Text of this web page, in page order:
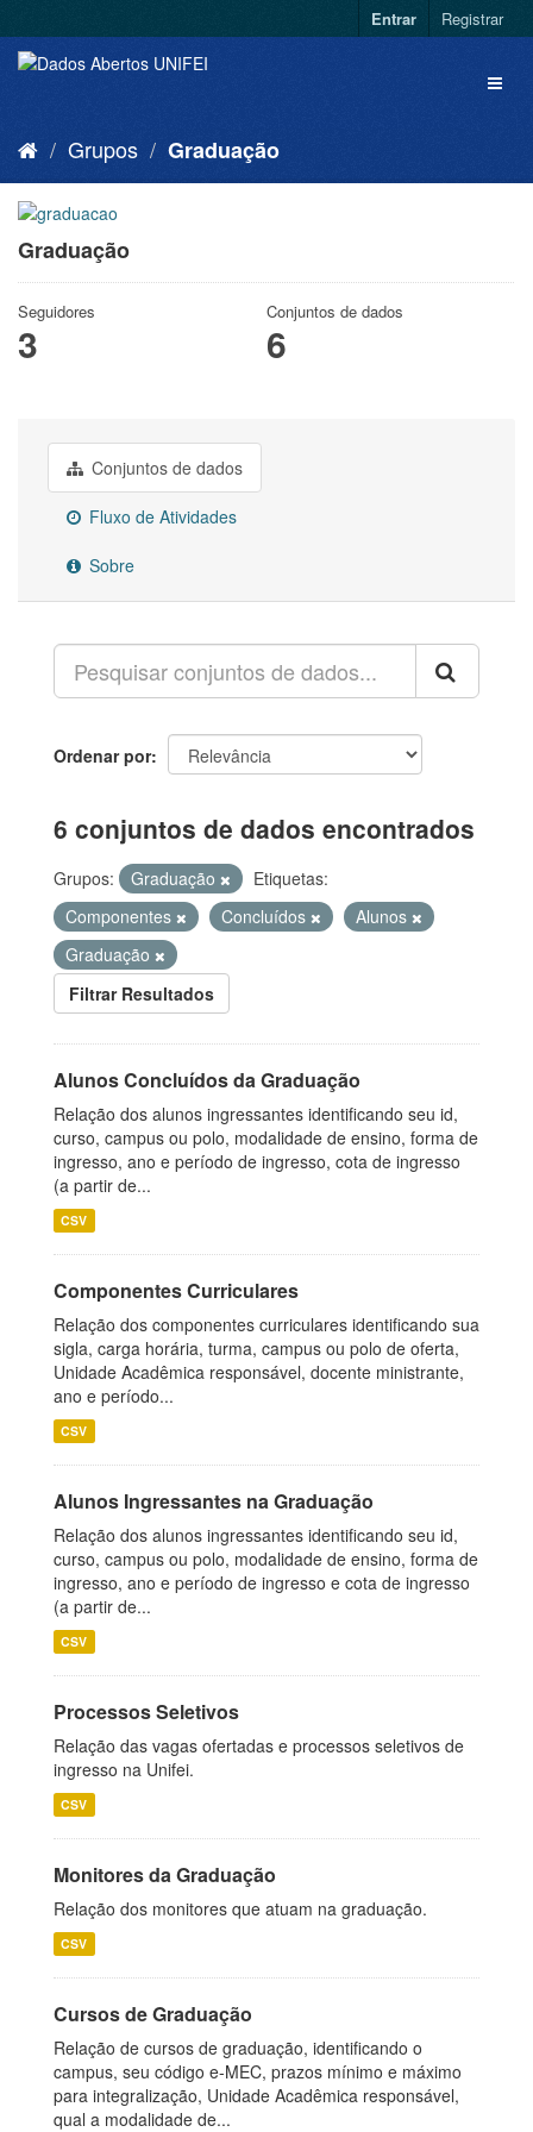
Entrar Registrar
Grupos Graduação
Graduação
Seguidores
3
Conjuntos de dados
6
Conjuntos de dados
Fluxo de Atividades
Sobre
Ordenar por
6 conjuntos de dados encontrados
Grupos: Graduação
Etiquetas:
Componentes
Concluídos
Alunos
Graduação
Filtrar Resultados
Alunos Concluídos da Graduação
Relação dos alunos ingressantes identificando seu id,
curso, campus ou polo, modalidade de ensino, forma de
ingresso, ano e período de ingresso, cota de ingresso
(a partir de...
CSV
Componentes Curriculares
Relação dos componentes curriculares identificando sua
sigla, carga horária, turma, campus ou polo de oferta,
Unidade Acadêmica responsável, docente ministrante,
ano e período...
CSV
Alunos Ingressantes na Graduação
Relação dos alunos ingressantes identificando seu id,
curso, campus ou polo, modalidade de ensino, forma de
ingresso, ano e período de ingresso e cota de ingresso
(a partir de...
CSV
Processos Seletivos
Relação das vagas ofertadas e processos seletivos de
ingresso na Unifei.
CSV
Monitores da Graduação
Relação dos monitores que atuam na graduação.
CSV
Cursos de Graduação
Relação de cursos de graduação, identificando o
campus, seu código e-MEC, prazos mínimo e máximo
para integralização, Unidade Acadêmica responsável,
qual a modalidade de...